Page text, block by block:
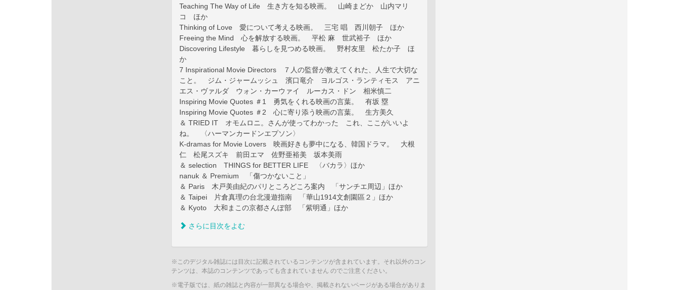
Teaching The Way of Life 生き方を知る映画。 山崎まどか 山内マリ
コ ほか
Thinking of Love 愛について考える映画。 三宅 唱 西川朝子 ほか
Freeing the Mind 心を解放する映画。 平松 麻 世武裕子 ほか
Discovering Lifestyle 暮らしを見つめる映画。 野村友里 松たか子 ほ
か
7 Inspirational Movie Directors ７人の監督が教えてくれた、人生で大切な
こと。 ジム・ジャームッシュ 濱口竜介 ヨルゴス・ランティモス アニ
エス・ヴァルダ ウォン・カーウァイ ルーカス・ドン 相米慎二
Inspiring Movie Quotes ＃1 勇気をくれる映画の言葉。 有坂 塁
Inspiring Movie Quotes ＃2 心に寄り添う映画の言葉。 生方美久
＆ TRIED IT オモムロニ。さんが使ってわかった これ、ここがいいよ
ね。 〈ハーマンカードンエプソン〉
K-dramas for Movie Lovers 映画好きも夢中になる、韓国ドラマ。 大根
仁 松尾スズキ 前田エマ 佐野亜裕美 坂本美雨
＆ selection THINGS for BETTER LIFE 〈バカラ〉ほか
nanuk ＆ Premium 「傷つかないこと」
＆ Paris 木戸美由紀のパリところどころ案内 「サンチエ周辺」ほか
＆ Taipei 片倉真理の台北漫遊指南 「華山1914文創園區２」ほか
＆ Kyoto 大和まこの京都さんぽ部 「紫明通」ほか
さらに目次をよむ
※このデジタル雑誌には目次に記載されているコンテンツが含まれています。それ以外のコン
テンツは、本誌のコンテンツであっても含まれていません のでご注意ください。
※電子版では、紙の雑誌と内容が一部異なる場合や、掲載されないページがある場合がありま